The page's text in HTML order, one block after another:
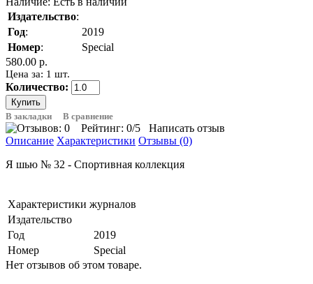
Издательство:
Год:
2019
Номер:
Special
580.00 р.
Цена за: 1 шт.
Количество:
В закладки В сравнение
Рейтинг: 0/5
Написать отзыв
Описание Характеристики Отзывы (0)
Я шью № 32 - Спортивная коллекция
Характеристики журналов
Издательство
Год
2019
Номер
Special
Нет отзывов об этом товаре.